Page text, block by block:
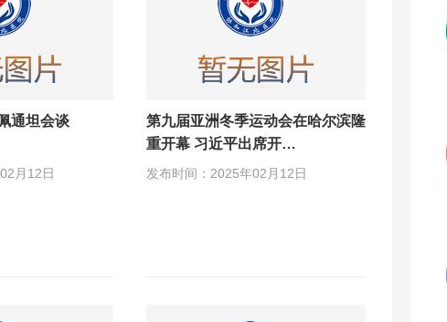
通坦会谈
月12日
第九届亚洲冬季运动会在哈尔滨隆
重开幕 习近平出席开…
发布时间：2025年02月12日